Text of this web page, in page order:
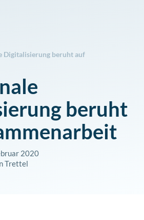
Digitalisierung beruht auf
beruht
2020
Trettel